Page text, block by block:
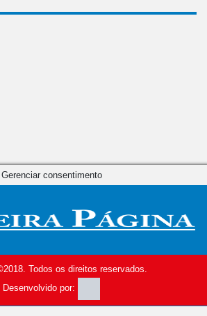
Todos os direitos reservados.
Desenvolvido por:
Gerenciar consentimento